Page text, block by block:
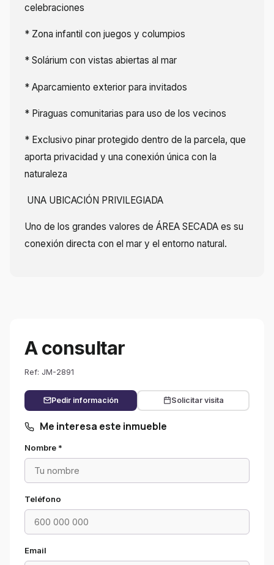
celebraciones
* Zona infantil con juegos y columpios
* Solárium con vistas abiertas al mar
* Aparcamiento exterior para invitados
* Piraguas comunitarias para uso de los vecinos
* Exclusivo pinar protegido dentro de la parcela, que
aporta privacidad y una conexión única con la
naturaleza
UNA UBICACIÓN PRIVILEGIADA
Uno de los grandes valores de ÁREA SECADA es su
conexión directa con el mar y el entorno natural.
A consultar
Ref: JM-2891
Pedir información Solicitar visita
Me interesa este inmueble
Nombre *
Teléfono
Email